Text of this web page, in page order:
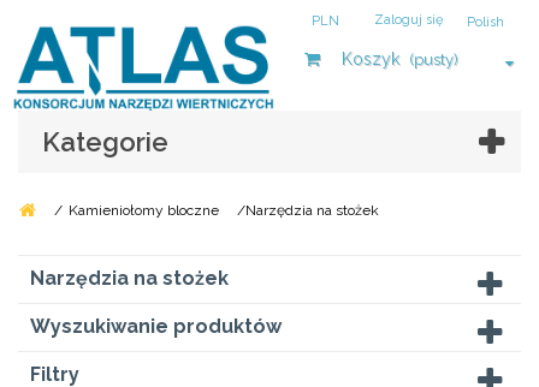
Polish
Zaloguj się
PLN
Koszyk (pusty)
Kategorie
/ Kamieniołomy bloczne /Narzędzia na stożek
Narzędzia na stożek
Wyszukiwanie produktów
Filtry